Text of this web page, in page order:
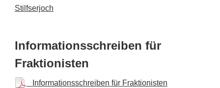
Stilfserjoch
Informationsschreiben für
Fraktionisten
Informationsschreiben für Fraktionisten